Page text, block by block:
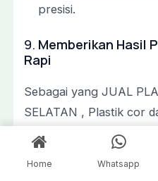
presisi.
9. Memberikan Hasil
Rapi
Sebagai yang JUAL
SELATAN , Plastik cor
menciptakan hasil
profesional. Proses
Home Whatsapp